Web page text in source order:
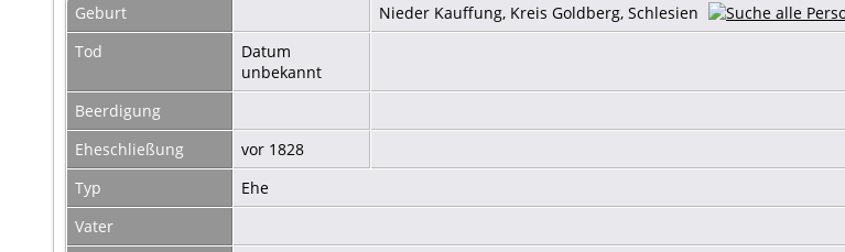
Geburt
Nieder Kauffung, Kreis Goldberg, Schlesien
Tod
Datum
unbekannt
Beerdigung
Eheschließung
vor 1828
Typ
Ehe
Vater